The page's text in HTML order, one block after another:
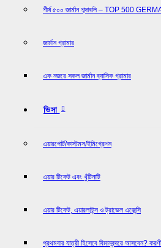
শীর্ষ ৫০০ জার্মান শব্দাবলি – TOP 500
জার্মান গ্রামার
এক নজরে সকল জার্মান ব্যাসিক গ্রামার
ভিসা
এয়ারপোর্ট/কাস্টমস/ইমিগ্রেশন
এয়ার টিকেট এবং খুঁটিনাটি
এয়ার টিকেট, এয়ারলাইন্স ও ট্রাভেল এজেন্সি
প্রথমবার যাত্রী হিসেবে বিমানবন্দরে আসবেন?